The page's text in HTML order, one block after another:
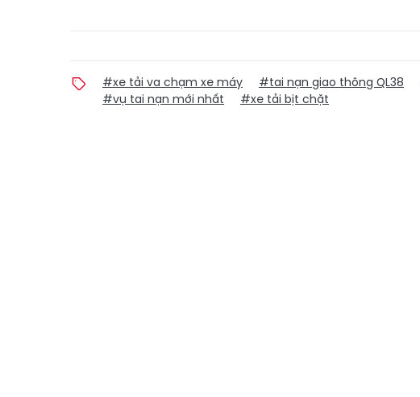
#xe tải va chạm xe máy #tai nạn giao thông QL38
#vụ tai nạn mới nhất
#xe tải bịt chặt